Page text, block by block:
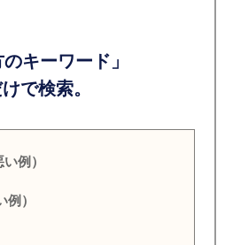
キーワード」
で検索。
例）
）